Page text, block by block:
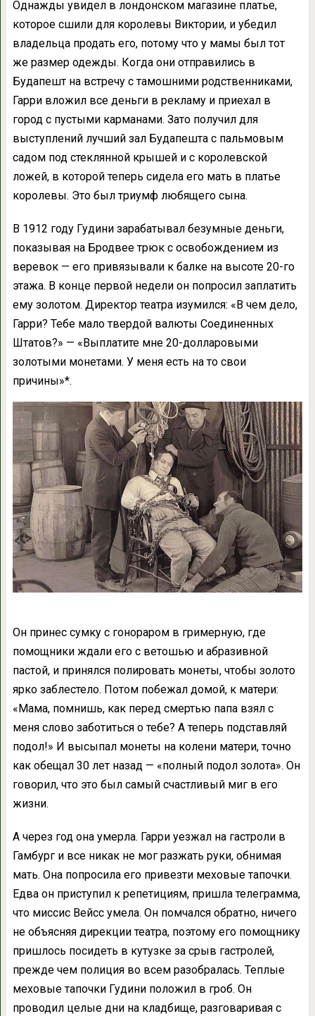
Однажды увидел в лондонском магазине платье,
которое сшили для королевы Виктории, и убедил
владельца продать его, потому что у мамы был тот
же размер одежды. Когда они отправились в
Будапешт на встречу с тамошними родственниками,
Гарри вложил все деньги в рекламу и приехал в
город с пустыми карманами. Зато получил для
выступлений лучший зал Будапешта с пальмовым
садом под стеклянной крышей и с королевской
ложей, в которой теперь сидела его мать в платье
королевы. Это был триумф любящего сына.
В 1912 году Гудини зарабатывал безумные деньги,
показывая на Бродвее трюк с освобождением из
веревок — его привязывали к балке на высоте 20-го
этажа. В конце первой недели он попросил заплатить
ему золотом. Директор театра изумился: «В чем дело,
Гарри? Тебе мало твердой валюты Соединенных
Штатов?» — «Выплатите мне 20-долларовыми
золотыми монетами. У меня есть на то свои
причины»*.
Он принес сумку с гонораром в гримерную, где
помощники ждали его с ветошью и абразивной
пастой, и принялся полировать монеты, чтобы золото
ярко заблестело. Потом побежал домой, к матери:
«Мама, помнишь, как перед смертью папа взял с
меня слово заботиться о тебе? А теперь подставляй
подол!» И высыпал монеты на колени матери, точно
как обещал 30 лет назад — «полный подол золота». Он
говорил, что это был самый счастливый миг в его
жизни.
А через год она умерла. Гарри уезжал на гастроли в
Гамбург и все никак не мог разжать руки, обнимая
мать. Она попросила его привезти меховые тапочки.
Едва он приступил к репетициям, пришла телеграмма,
что миссис Вейсс умела. Он помчался обратно, ничего
не объясняя дирекции театра, поэтому его помощнику
пришлось посидеть в кутузке за срыв гастролей,
прежде чем полиция во всем разобралась. Теплые
меховые тапочки Гудини положил в гроб. Он
проводил целые дни на кладбище, разговаривая с